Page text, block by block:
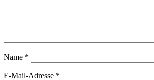
Name *
E-Mail-Adresse *